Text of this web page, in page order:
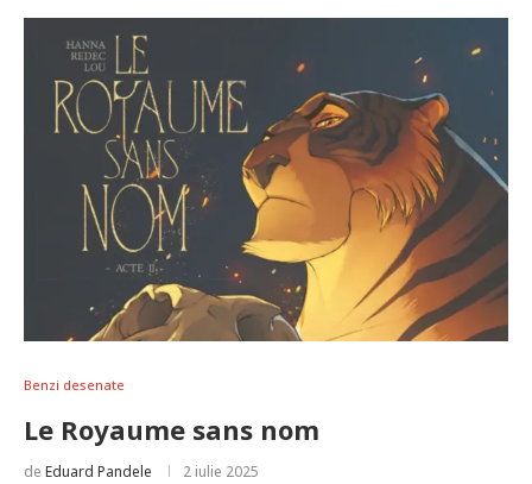
Benzi desenate
Le Royaume sans nom
de Eduard Pandele 2 iulie 2025